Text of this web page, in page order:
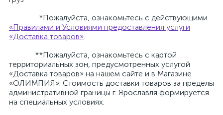
*Пожалуйста, ознакомьтесь с действующими
«Правилами и Условиями предоставления услуги
«Доставка товаров».
**Пожалуйста, ознакомьтесь с картой
территориальных зон, предусмотренных услугой
«Доставка товаров» на нашем сайте и в Магазине
«ОЛИМПИЯ». Стоимость доставки товаров за пределы
административной границы г. Ярославля формируется
на специальных условиях.